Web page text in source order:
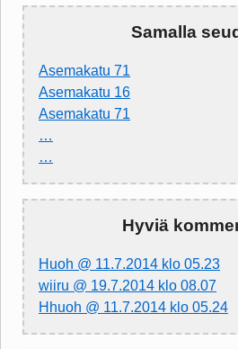
Samalla
Asemakatu 71
Asemakatu 16
Asemakatu 71
…
…
Hyviä
Huoh @ 11.7.2014 klo 05.23
wiiru @ 19.7.2014 klo 08.07
Hhuoh @ 11.7.2014 klo 05.24